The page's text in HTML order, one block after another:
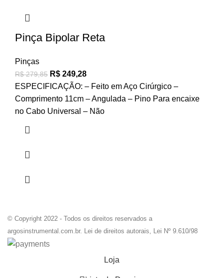
Pinça Bipolar Reta
Pinças
R$279,85 R$ 249,28
ESPECIFICAÇÃO: – Feito em Aço Cirúrgico –
Comprimento 11cm – Angulada – Pino Para encaixe
no Cabo Universal – Não
© Copyright 2022 - Todos os direitos reservados a
argosinstrumental.com.br. Lei de direitos autorais, Lei Nº 9.610/98
Loja
0